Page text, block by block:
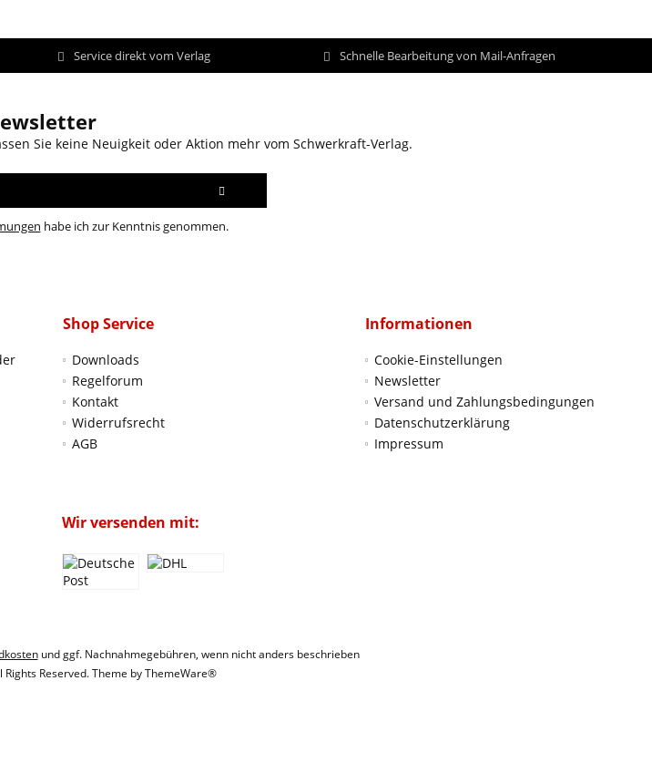
Service direkt vom Verlag Schnelle Bearbeitung von Mail-Anfragen
Sie keine Neuigkeit oder Aktion mehr vom Schwerkraft-Verlag.
habe ich zur Kenntnis genommen.
Shop Service
Downloads
Regelforum
Kontakt
Widerrufsrecht
AGB
Informationen
Cookie-Einstellungen
Newsletter
Versand und Zahlungsbedingungen
Datenschutzerklärung
Impressum
Wir versenden mit:
und ggf. Nachnahmegebühren, wenn nicht anders beschrieben
Reserved. Theme byThemeWare®